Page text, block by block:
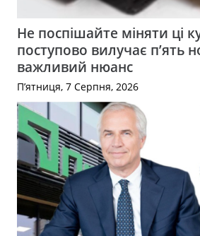
Не поспішайте міняти ці
поступово вилучає п’ять
важливий нюанс
П’ятниця, 7 Серпня, 2026